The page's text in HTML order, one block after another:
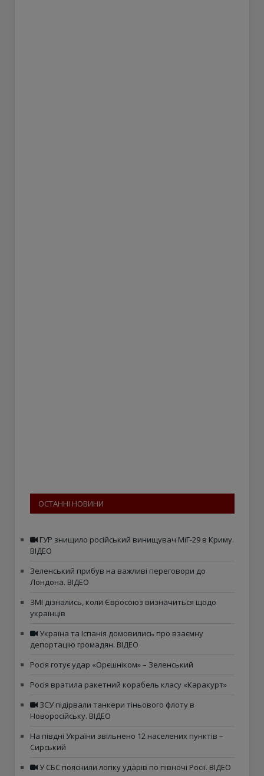
ОСТАННІ НОВИНИ
ГУР знищило російський винищувач МіГ-29 в Криму.
ВІДЕО
Зеленський прибув на важливі переговори до
Лондона. ВІДЕО
ЗМІ дізнались, коли Євросоюз визначиться щодо
українців
Україна та Іспанія домовились про взаємну
депортацію громадян. ВІДЕО
Росія готує удар «Орєшніком» – Зеленський
Росія вратила ракетний корабель класу «Каракурт»
ЗСУ підірвали танкери тіньового флоту в
Новоросійську. ВІДЕО
На півдні України звільнено 12 населених пунктів –
Сирський
У СБС пояснили логіку ударів по півночі Росії. ВІДЕО